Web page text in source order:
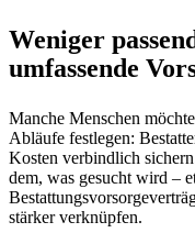
Weniger
umfassende
Manche Menschen
Abläufe festlegen:
Kosten verbindlich
dem, was gesucht wird –
stärker verknüpfen.